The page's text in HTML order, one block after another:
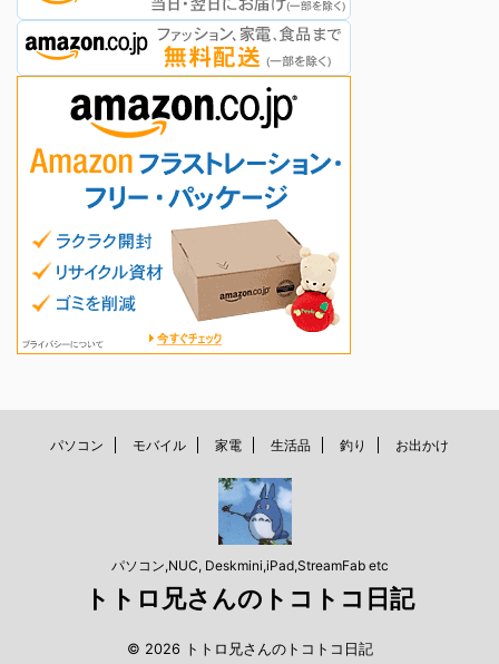
パソコン モバイル 家電 生活品 釣り お出かけ
パソコン,NUC, Deskmini,iPad,StreamFab etc
トトロ兄さんのトコトコ日記
© 2026 トトロ兄さんのトコトコ日記